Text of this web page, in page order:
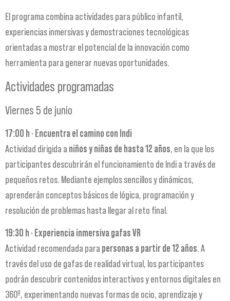
El programa combina actividades para público infantil,
experiencias inmersivas y demostraciones tecnológicas
orientadas a mostrar el potencial de la innovación como
herramienta para generar nuevas oportunidades.
Actividades programadas
Viernes 5 de junio
17:00 h · Encuentra el camino con Indi
Actividad dirigida a niños y niñas de hasta 12 años, en la que los
participantes descubrirán el funcionamiento de Indi a través de
pequeños retos. Mediante ejemplos sencillos y dinámicos,
aprenderán conceptos básicos de lógica, programación y
resolución de problemas hasta llegar al reto final.
19:30 h · Experiencia inmersiva gafas VR
Actividad recomendada para personas a partir de 12 años. A
través del uso de gafas de realidad virtual, los participantes
podrán descubrir contenidos interactivos y entornos digitales en
360º, experimentando nuevas formas de ocio, aprendizaje y